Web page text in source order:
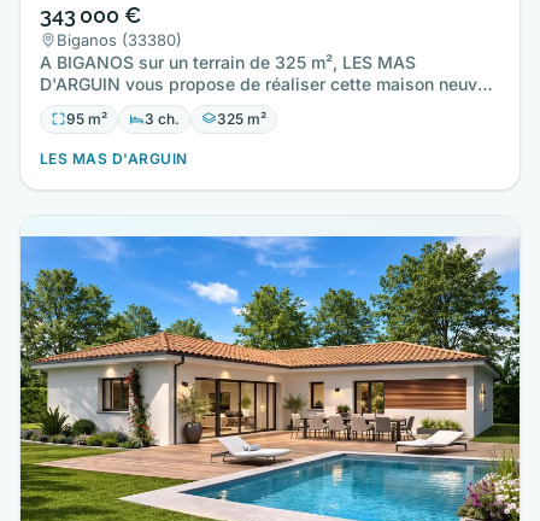
343 000 €
Biganos (33380)
A BIGANOS sur un terrain de 325 m², LES MAS
D'ARGUIN vous propose de réaliser cette maison neuve
d'une surface de 95 m²…
95 m² 3 ch. 325 m²
LES MAS D'ARGUIN